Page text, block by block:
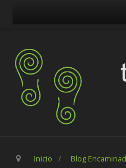
The Pilgrim Stone
Blog Encaminados
Carles
Maribelia en Movimiento
Inicio / Blog